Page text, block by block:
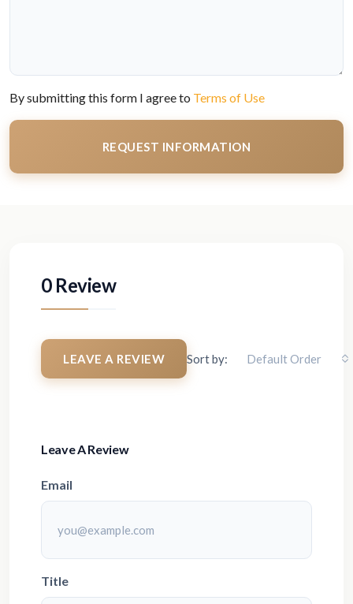
By submitting this form I agree to Terms of Use
REQUEST INFORMATION
0 Review
Sort by: Default Order
LEAVE A REVIEW
Leave A Review
Email
Title